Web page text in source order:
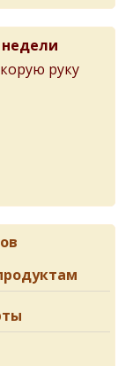
руку